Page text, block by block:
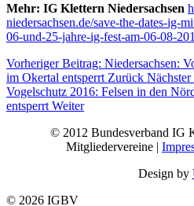
Mehr: IG Klettern Niedersachsen
niedersachsen.de/save-the-dates-ig-
06-und-25-jahre-ig-fest-am-06-08-
Vorheriger Beitrag: Niedersachsen:
im Okertal entsperrt Zurück Nächster
Vogelschutz 2016: Felsen in den
entsperrt Weiter
© 2012 Bundesverband IG
Mitgliedervereine |
Design by
© 2026 IGBV